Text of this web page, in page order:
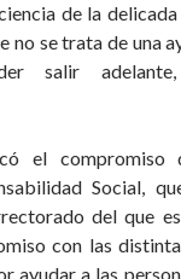
de la
no se trata de una
salir
el compromiso
Social,
del que
con las
ayudar a las